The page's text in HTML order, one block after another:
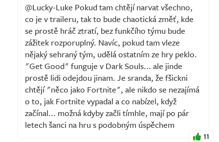
@Lucky-Luke Pokud tam chtějí narvat všechno,
co je v traileru, tak to bude chaotická změť, kde
se prostě hráč ztratí, bez funkčího týmu bude
zážitek rozporuplný. Navíc, pokud tam vleze
nějaký sehraný tým, udělá ostatním ze hry peklo.
"Get Good" funguje v Dark Souls... ale jinde
prostě lidi odejdou jinam. Je sranda, že fšickni
chtějí "něco jako Fortnite", ale nikdo se nezajímá
o to, jak Fortnite vypadal a co nabízel, když
začínal... možná kdyby začli tímhle, mají po pár
letech šanci na hru s podobným úspěchem
11